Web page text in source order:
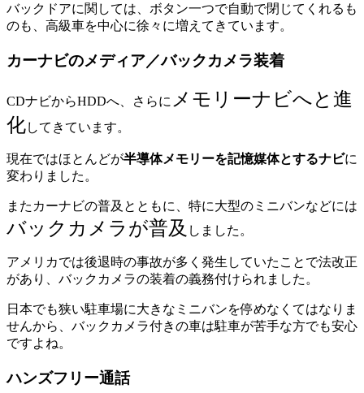
バックドアに関しては、ボタン一つで自動で閉じてくれるも
のも、高級車を中心に徐々に増えてきています。
カーナビのメディア／バックカメラ装着
CDナビからHDDへ、さらに メモリーナビへと進
化してきています。
現在ではほとんどが半導体メモリーを記憶媒体とするナビに
変わりました。
またカーナビの普及とともに、特に大型のミニバンなどには
バックカメラが普及 しました。
アメリカでは後退時の事故が多く発生していたことで法改正
があり、バックカメラの装着の義務付けられました。
日本でも狭い駐車場に大きなミニバンを停めなくてはなりま
せんから、バックカメラ付きの車は駐車が苦手な方でも安心
ですよね。
ハンズフリー通話